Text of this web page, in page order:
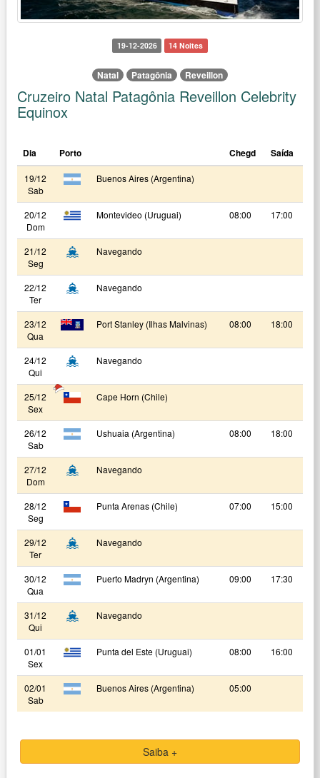
19-12-2026 14 Noites
Natal Patagônia Reveillon
Cruzeiro Natal Patagônia Reveillon Celebrity
Equinox
Dia Porto Chegd Saída
19/12
Sab
Buenos Aires (Argentina)
20/12
Dom
Montevideo (Uruguai) 08:00 17:00
21/12
Seg
Navegando
22/12
Ter
Navegando
23/12
Qua
Port Stanley (Ilhas Malvinas) 08:00 18:00
24/12
Qui
Navegando
25/12
Sex
Cape Horn (Chile)
26/12
Sab
Ushuaia (Argentina) 08:00 18:00
27/12
Dom
Navegando
28/12
Seg
Punta Arenas (Chile) 07:00 15:00
29/12
Ter
Navegando
30/12
Qua
Puerto Madryn (Argentina) 09:00 17:30
31/12
Qui
Navegando
01/01
Sex
Punta del Este (Uruguai) 08:00 16:00
02/01
Sab
Buenos Aires (Argentina) 05:00
Saiba +